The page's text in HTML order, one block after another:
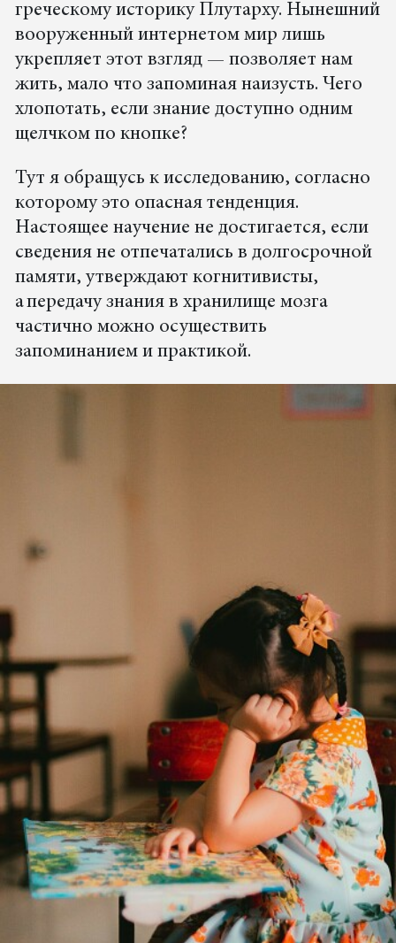
греческому историку Плутарху. Нынешний
вооруженный интернетом мир лишь
укрепляет этот взгляд — позволяет нам
жить, мало что запоминая наизусть. Чего
хлопотать, если знание доступно одним
щелчком по кнопке?
Тут я обращусь к исследованию, согласно
которому это опасная тенденция.
Настоящее научение не достигается, если
сведения не отпечатались в долгосрочной
памяти, утверждают когнитивисты,
а передачу знания в хранилище мозга
частично можно осуществить
запоминанием и практикой.